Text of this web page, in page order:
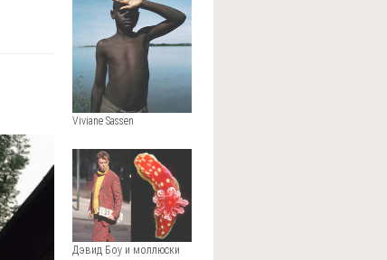
Viviane Sassen
Дэвид Боу и моллюски